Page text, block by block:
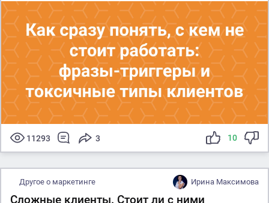
11293 3 10
Другое о маркетинге Ирина Максимова
Сложные клиенты. Стоит ли с ними